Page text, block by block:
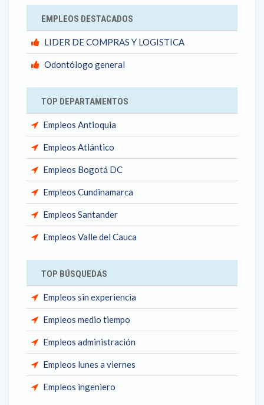
EMPLEOS DESTACADOS
LIDER DE COMPRAS Y LOGISTICA
Odontólogo general
TOP DEPARTAMENTOS
Empleos Antioquia
Empleos Atlántico
Empleos Bogotá DC
Empleos Cundinamarca
Empleos Santander
Empleos Valle del Cauca
TOP BÚSQUEDAS
Empleos sin experiencia
Empleos medio tiempo
Empleos administración
Empleos lunes a viernes
Empleos ingeniero